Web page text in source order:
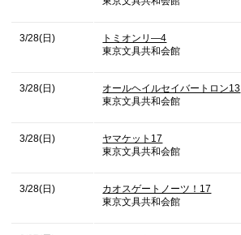
3/28(日)
トミオンリ―4
東京文具共和会館
3/28(日)
オールヘイルセイバートロン13
東京文具共和会館
3/28(日)
ヤマケット17
東京文具共和会館
3/28(日)
カオスゲートノーツ！17
東京文具共和会館